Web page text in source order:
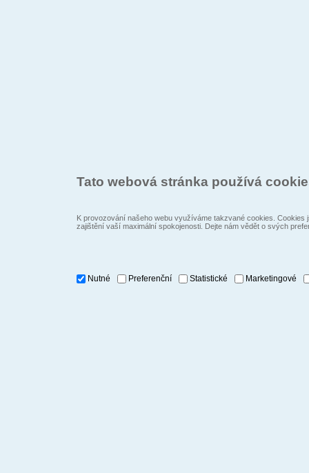
Tato webová stránka používá
K provozování našeho webu využíváme takzvané cookies.
zajištění vaší maximální spokojenosti. Dejte nám vědět o svých
Nutné Preferenční Statistické Marketingové